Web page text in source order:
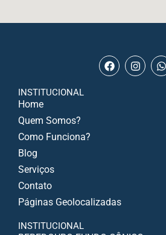
INSTITUCIONAL
Home
Quem Somos?
Como Funciona?
Blog
Serviços
Contato
Páginas Geolocalizadas
INSTITUCIONAL